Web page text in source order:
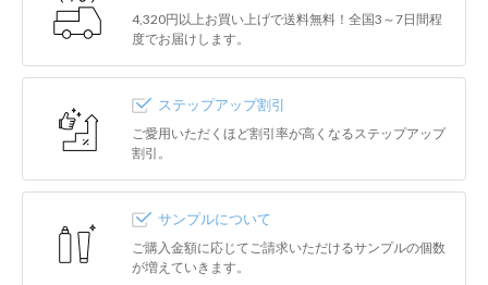
4,320円以上お買い上げで送料無料！全国3～7日間程
度でお届けします。
ステップアップ割引
ご愛用いただくほど割引率が高くなるステップアップ
割引。
サンプルについて
ご購入金額に応じてご請求いただけるサンプルの個数
が増えていきます。